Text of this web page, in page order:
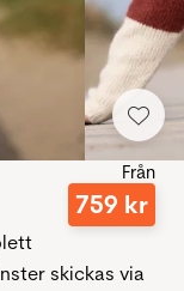
Från
759 kr
skickas via